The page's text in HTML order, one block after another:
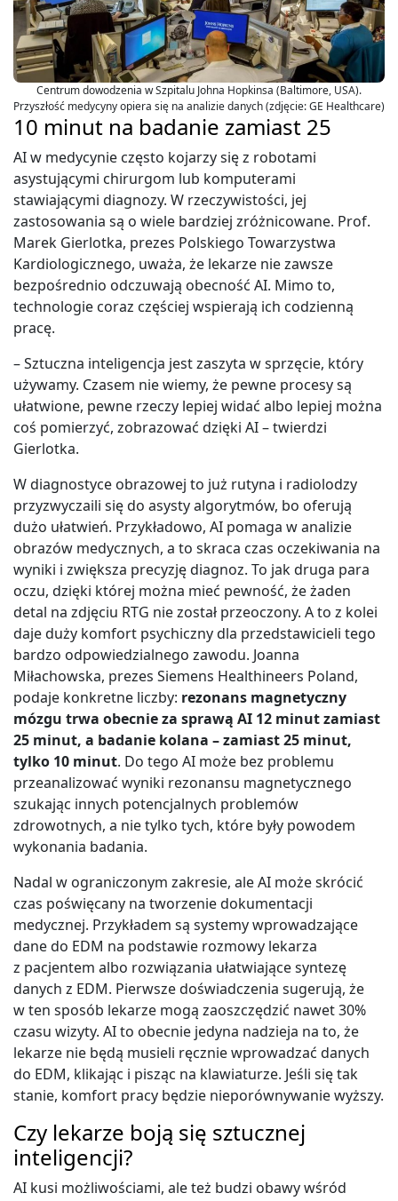
Centrum dowodzenia w Szpitalu Johna Hopkinsa (Baltimore, USA).
Przyszłość medycyny opiera się na analizie danych (zdjęcie: GE Healthcare)
10 minut na badanie zamiast 25
AI w medycynie często kojarzy się z robotami
asystującymi chirurgom lub komputerami
stawiającymi diagnozy. W rzeczywistości, jej
zastosowania są o wiele bardziej zróżnicowane. Prof.
Marek Gierlotka, prezes Polskiego Towarzystwa
Kardiologicznego, uważa, że lekarze nie zawsze
bezpośrednio odczuwają obecność AI. Mimo to,
technologie coraz częściej wspierają ich codzienną
pracę.
– Sztuczna inteligencja jest zaszyta w sprzęcie, który
używamy. Czasem nie wiemy, że pewne procesy są
ułatwione, pewne rzeczy lepiej widać albo lepiej można
coś pomierzyć, zobrazować dzięki AI – twierdzi
Gierlotka.
W diagnostyce obrazowej to już rutyna i radiolodzy
przyzwyczaili się do asysty algorytmów, bo oferują
dużo ułatwień. Przykładowo, AI pomaga w analizie
obrazów medycznych, a to skraca czas oczekiwania na
wyniki i zwiększa precyzję diagnoz. To jak druga para
oczu, dzięki której można mieć pewność, że żaden
detal na zdjęciu RTG nie został przeoczony. A to z kolei
daje duży komfort psychiczny dla przedstawicieli tego
bardzo odpowiedzialnego zawodu. Joanna
Miłachowska, prezes Siemens Healthineers Poland,
podaje konkretne liczby: rezonans magnetyczny
mózgu trwa obecnie za sprawą AI 12 minut zamiast
25 minut, a badanie kolana – zamiast 25 minut,
tylko 10 minut. Do tego AI może bez problemu
przeanalizować wyniki rezonansu magnetycznego
szukając innych potencjalnych problemów
zdrowotnych, a nie tylko tych, które były powodem
wykonania badania.
Nadal w ograniczonym zakresie, ale AI może skrócić
czas poświęcany na tworzenie dokumentacji
medycznej. Przykładem są systemy wprowadzające
dane do EDM na podstawie rozmowy lekarza
z pacjentem albo rozwiązania ułatwiające syntezę
danych z EDM. Pierwsze doświadczenia sugerują, że
w ten sposób lekarze mogą zaoszczędzić nawet 30%
czasu wizyty. AI to obecnie jedyna nadzieja na to, że
lekarze nie będą musieli ręcznie wprowadzać danych
do EDM, klikając i pisząc na klawiaturze. Jeśli się tak
stanie, komfort pracy będzie nieporównywanie wyższy.
Czy lekarze boją się sztucznej
inteligencji?
AI kusi możliwościami, ale też budzi obawy wśród